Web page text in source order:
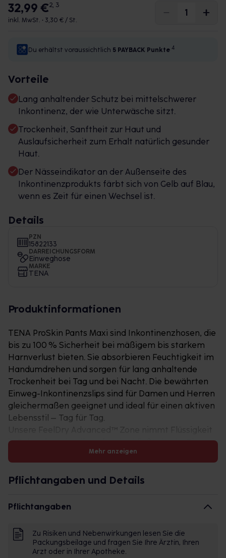
32,99 €2, 3
inkl. MwSt. • 3,30 € / St.
Du erhältst voraussichtlich 5 PAYBACK Punkte 4
Vorteile
Lang anhaltender Schutz bei mittelschwerer
Inkontinenz, der wie Unterwäsche sitzt.
Trockenheit, Sanftheit zur Haut und
Auslaufsicherheit zum Erhalt natürlich gesunder
Haut.
Der Nässeindikator an der Außenseite des
Inkontinenzprodukts färbt sich von Gelb auf Blau,
wenn es Zeit für einen Wechsel ist.
Details
PZN
15822133
DARREICHUNGSFORM
Einweghose
MARKE
TENA
Produktinformationen
TENA ProSkin Pants Maxi sind Inkontinenzhosen, die
bis zu 100 % Sicherheit bei mäßigem bis starkem
Harnverlust bieten. Sie absorbieren Feuchtigkeit im
Handumdrehen und sorgen für lang anhaltende
Trockenheit bei Tag und bei Nacht. Die bewährten
Einweg-Inkontinenzslips sind für Damen und Herren
gleichermaßen geeignet und ideal für einen aktiven
Lebensstil – Tag für Tag.
in Sekundenschnelle auf und schließt sie ein. Die
Feuchtigkeit wird rasch von der Oberfläche weg
geschützt wird. Der saugfähige Kern neutralisiert
Mit ihrer körpernahen Passform garantieren TENA
atmungsaktive Stretch-Material fühlt sich ähnlich
wie Textil an und gibt ein Gefühl der Sicherheit, ohne
die Bewegungsfreiheit einzuschränken. Und dank
Mehr anzeigen
Pflichtangaben und Details
Pflichtangaben
Zu Risiken und Nebenwirkungen lesen Sie die
Packungsbeilage und fragen Sie Ihre Ärztin, Ihren
Arzt oder in Ihrer Apotheke.